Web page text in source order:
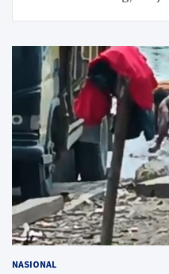
NASIONAL